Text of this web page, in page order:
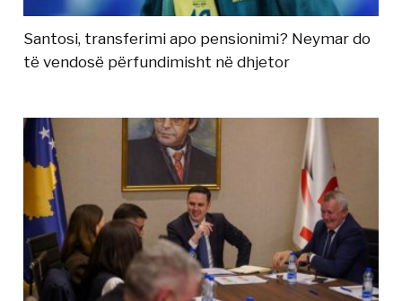
Santosi, transferimi apo pensionimi? Neymar do
të vendosë përfundimisht në dhjetor